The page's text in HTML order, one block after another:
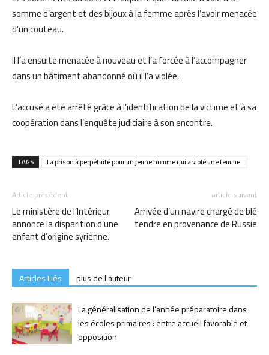
somme d’argent et des bijoux à la femme après l’avoir menacée
d’un couteau.
Il l’a ensuite menacée à nouveau et l’a forcée à l’accompagner
dans un bâtiment abandonné où il l’a violée.
L’accusé a été arrêté grâce à l’identification de la victime et à sa
coopération dans l’enquête judiciaire à son encontre.
TAGS La prison à perpétuité pour un jeune homme qui a violé une femme.
Article précédent
Le ministère de l’Intérieur
annonce la disparition d’une
enfant d’origine syrienne.
article suivant
Arrivée d’un navire chargé de blé
tendre en provenance de Russie
Articles Liés
plus de l'auteur
La généralisation de l’année préparatoire dans
les écoles primaires : entre accueil favorable et
opposition